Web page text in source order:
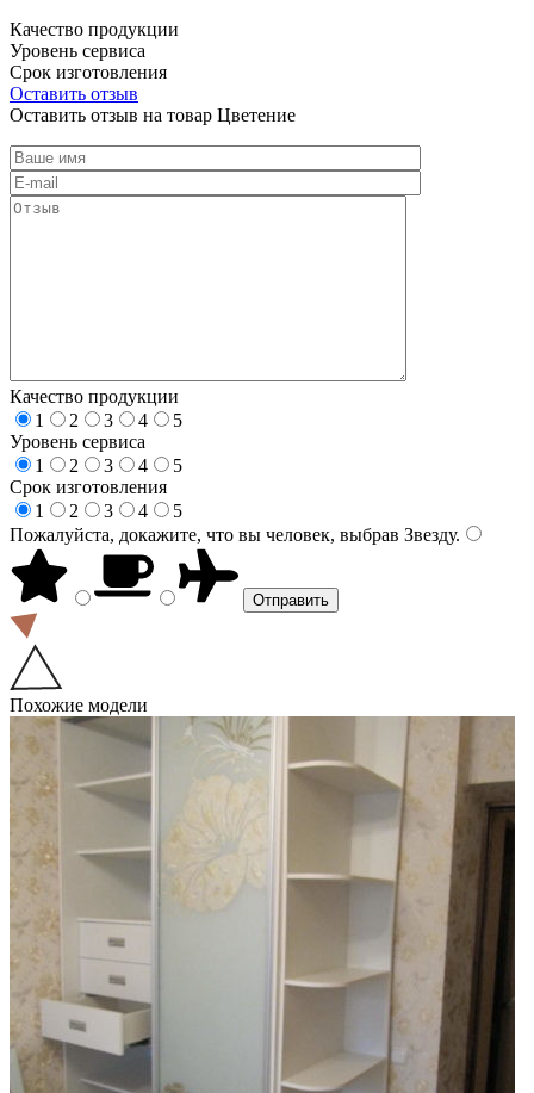
Качество продукции
Уровень сервиса
Срок изготовления
Оставить отзыв
Оставить отзыв на товар Цветение
Качество продукции
1
2 3 4
5
Уровень сервиса
1
2 3 4
5
Срок изготовления
1
2 3 4
5
Пожалуйста, докажите, что вы человек, выбрав Звезду.
Похожие модели